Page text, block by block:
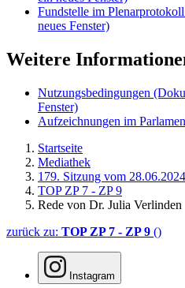
Fundstelle im Plenarprotokoll
neues Fenster)
Weitere
Nutzungsbedingungen
Fenster)
Aufzeichnungen im
Startseite
Mediathek
179. Sitzung vom 28.06.2024
TOP ZP 7 - ZP 9
Rede von Dr. Julia Verlinden
zurück zu: TOP ZP 7 - ZP 9 ()
Instagram